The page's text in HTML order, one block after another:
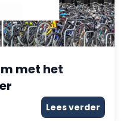
met het
Lees verder